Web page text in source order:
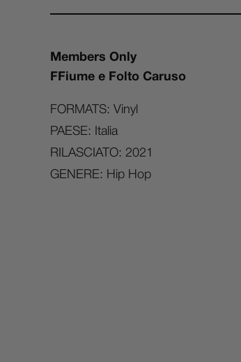
Members Only
FFiume e Folto Caruso
FORMATS: Vinyl
PAESE: Italia
RILASCIATO: 2021
GENERE: Hip Hop